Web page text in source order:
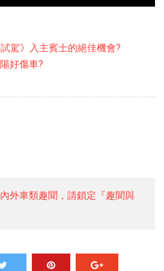
駕》入主賓士的絕佳機會?
好傷車?
車類趣聞，請鎖定『趣聞與